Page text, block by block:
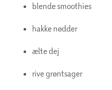
blende smoothies
hakke nødder
ælte dej
rive grøntsager